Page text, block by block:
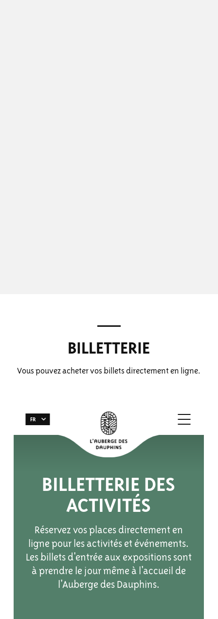
BILLETTERIE
Vous pouvez acheter vos billets directement en ligne.